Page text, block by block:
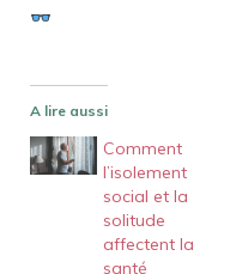
A lire aussi
Comment
l’isolement
social et la
solitude
affectent la
santé